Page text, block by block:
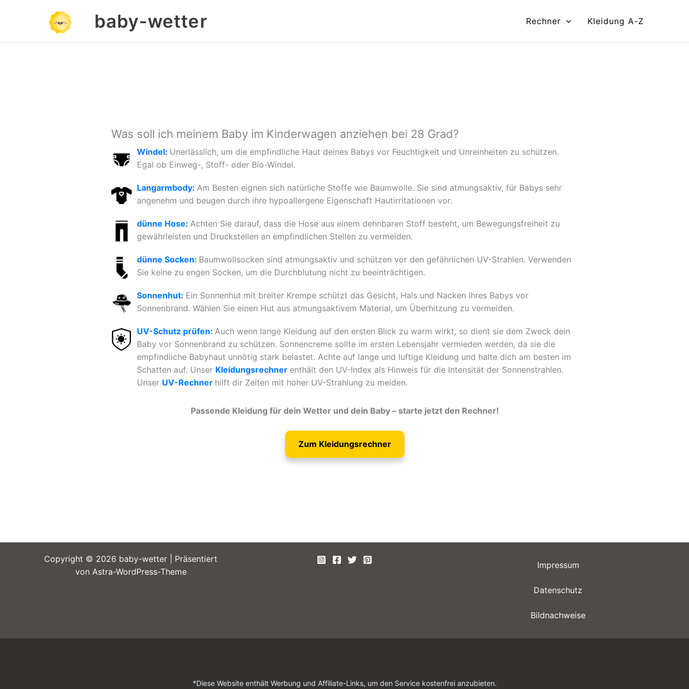
baby-wetter Rechner Kleidung A-Z
Was soll ich meinem Baby im Kinderwagen anziehen bei 28 Grad?
Windel: Unerlässlich, um die empfindliche Haut deines Babys vor Feuchtigkeit und Unreinheiten zu schützen.
Egal ob Einweg-, Stoff- oder Bio-Windel.
Langarmbody: Am Besten eignen sich natürliche Stoffe wie Baumwolle. Sie sind atmungsaktiv, für Babys sehr
angenehm und beugen durch ihre hypoallergene Eigenschaft Hautirritationen vor.
dünne Hose: Achten Sie darauf, dass die Hose aus einem dehnbaren Stoff besteht, um Bewegungsfreiheit zu
gewährleisten und Druckstellen an empfindlichen Stellen zu vermeiden.
dünne Socken: Baumwollsocken sind atmungsaktiv und schützen vor den gefährlichen UV-Strahlen. Verwenden
Sie keine zu engen Socken, um die Durchblutung nicht zu beeinträchtigen.
Sonnenhut: Ein Sonnenhut mit breiter Krempe schützt das Gesicht, Hals und Nacken Ihres Babys vor
Sonnenbrand. Wählen Sie einen Hut aus atmungsaktivem Material, um Überhitzung zu vermeiden.
UV-Schutz prüfen: Auch wenn lange Kleidung auf den ersten Blick zu warm wirkt, so dient sie dem Zweck dein
Baby vor Sonnenbrand zu schützen. Sonnencreme sollte im ersten Lebensjahr vermieden werden, da sie die
empfindliche Babyhaut unnötig stark belastet. Achte auf lange und luftige Kleidung und halte dich am besten im
Schatten auf. Unser Kleidungsrechner enthält den UV-Index als Hinweis für die Intensität der Sonnenstrahlen.
Unser UV-Rechner hilft dir Zeiten mit hoher UV-Strahlung zu meiden.
Passende Kleidung für dein Wetter und dein Baby – starte jetzt den Rechner!
Zum Kleidungsrechner
Copyright © 2026 baby-wetter | Präsentiert
von Astra-WordPress-Theme
Impressum
Datenschutz
Bildnachweise
*Diese Website enthält Werbung und Affiliate-Links, um den Service kostenfrei anzubieten.